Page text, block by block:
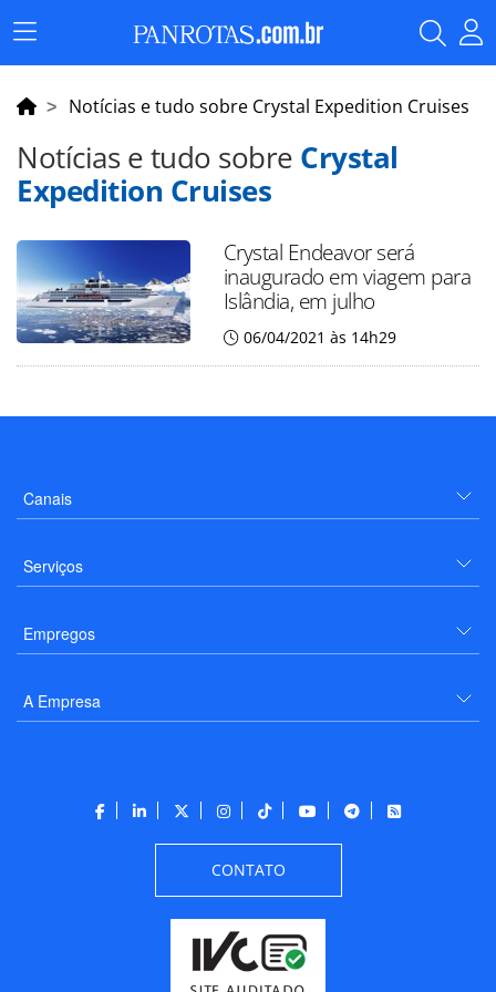
Menu
Principal
Notícias e tudo sobre Crystal Expedition Cruises
Notícias e tudo sobre Crystal
Expedition Cruises
Crystal Endeavor será
inaugurado em viagem para
Islândia, em julho
06/04/2021 às 14h29
Canais
Serviços
Empregos
A Empresa
CONTATO